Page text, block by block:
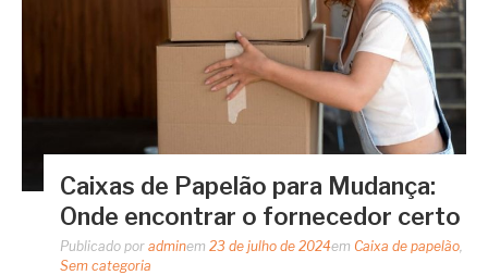
Caixas de Papelão para Mudança:
Onde encontrar o fornecedor certo
Publicado por adminem 23 de julho de 2024em Caixa de papelão
Sem categoria